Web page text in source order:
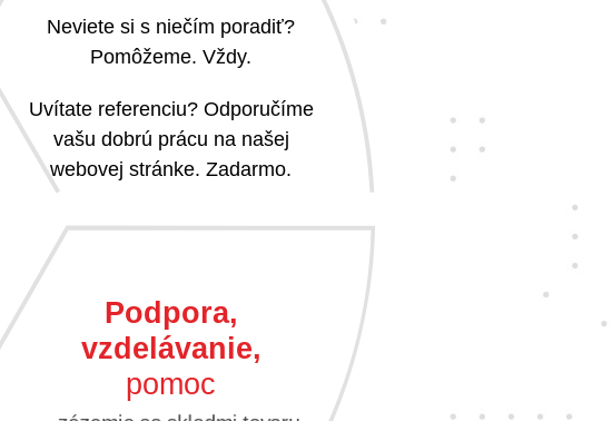
Neviete si s niečím poradiť?
Pomôžeme. Vždy.
Uvítate referenciu? Odporučíme
vašu dobrú prácu na našej
webovej stránke. Zadarmo.
Podpora,
vzdelávanie,
pomoc